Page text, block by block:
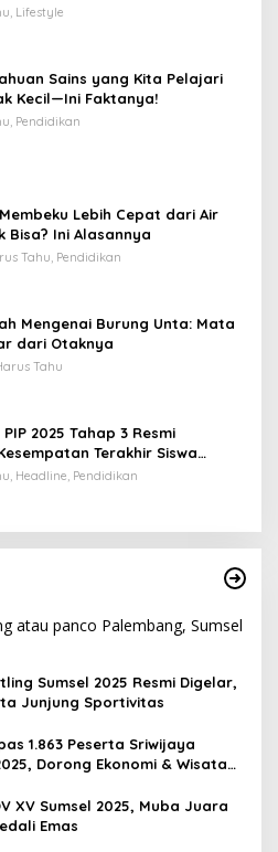
Lifestyle
Sains yang Kita Pelajari
Kecil—Ini Faktanya!
Pendidikan
Lebih Cepat dari Air
Bisa? Ini Alasannya
Tahu, Pendidikan
Mengenai Burung Unta: Mata
dari Otaknya
Tahu
2025 Tahap 3 Resmi
Terakhir Siswa
Pendidikan hingga
Headline, Pendidikan
Sumsel 2025 Resmi Digelar,
Junjung Sportivitas
1.863 Peserta Sriwijaya
Dorong Ekonomi & Wisata
XV Sumsel 2025, Muba Juara
Emas